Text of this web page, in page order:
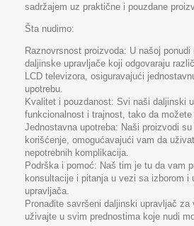
sadržajem uz praktične i pouzdane
Šta nudimo:
Raznovrsnost proizvoda: U našoj ponudi
daljinske upravljače koji odgovaraju
LCD televizora, osiguravajući
upotrebu.
Kvalitet i pouzdanost: Svi naši daljinski
funkcionalnost i trajnost, tako da
Jednostavna upotreba: Naši proizvodi
korišćenje, omogućavajući vam da
nepotrebnih komplikacija.
Podrška i pomoć: Naš tim je tu da vam
konsultacije i pitanja u vezi sa izborom i
upravljača.
Pronađite savršeni daljinski upravljač za
uživajte u svim prednostima koje nudi